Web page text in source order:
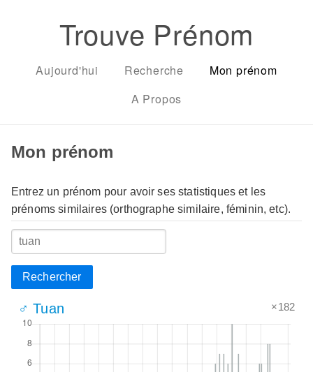
Trouve Prénom
Aujourd'hui Recherche
Mon prénom
A Propos
Mon prénom
Entrez un prénom pour avoir ses statistiques et les
prénoms similaires (orthographe similaire, féminin, etc).
Rechercher
♂ Tuan ×182